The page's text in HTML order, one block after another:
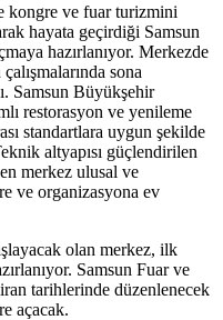
kongre ve fuar turizmini
hayata geçirdiği Samsun
hazırlanıyor. Merkezde
sona
Samsun Büyükşehir
restorasyon ve yenileme
standartlara uygun şekilde
altyapısı güçlendirilen
merkez ulusal ve
ve organizasyona ev
olan merkez, ilk
Samsun Fuar ve
tarihlerinde düzenlenecek
açacak.